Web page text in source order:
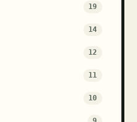
19
14
12
11
10